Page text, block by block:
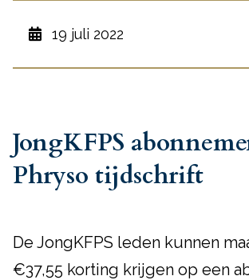
19 juli 2022
JongKFPS
Phryso tijdschrift
De JongKFPS leden kunnen
€37,55 korting krijgen op een